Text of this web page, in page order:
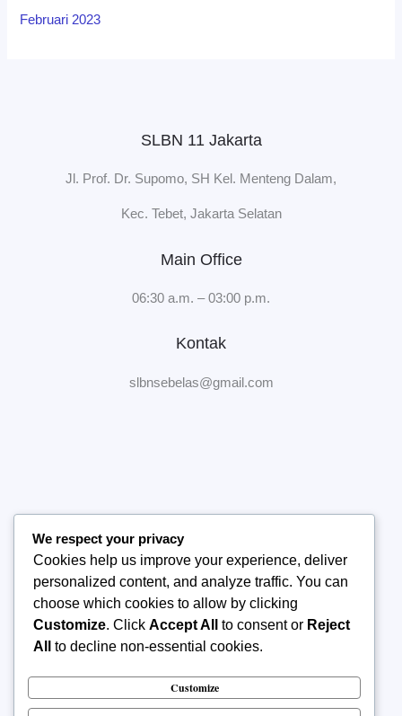
Februari 2023
SLBN 11 Jakarta
Jl. Prof. Dr. Supomo, SH Kel. Menteng Dalam,
Kec. Tebet, Jakarta Selatan
Main Office
06:30 a.m. – 03:00 p.m.
Kontak
slbnsebelas@gmail.com
Tentang Sekolah
Manajemen Sekolah
Publikasi
Kontak Kami
We respect your privacy
Cookies help us improve your experience, deliver
personalized content, and analyze traffic. You can
choose which cookies to allow by clicking
Customize. Click Accept All to consent or Reject
All
to decline non-essential cookies.
Customize